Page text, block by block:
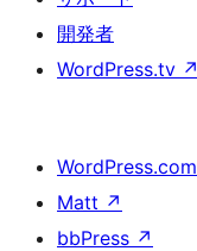
開発者
WordPress.tv ↗
WordPress.com
Matt ↗
bbPress ↗